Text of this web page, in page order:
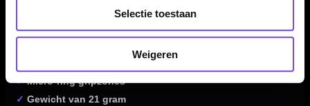
Selectie toestaan
Weigeren
Steeltip dartpijlen van Caliburn
✓ Wolfpack W7-serie
Straight barrel met ringed grip
✓ Micro-ring gripzones
✓ Gewicht van 21 gram